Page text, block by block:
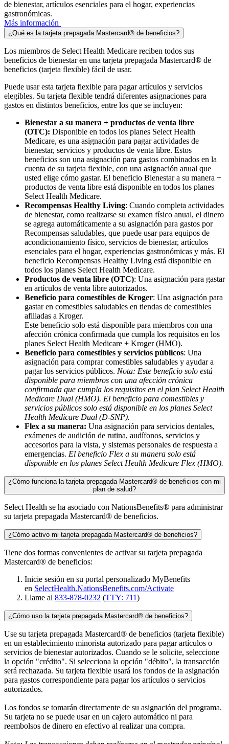
de bienestar, artículos esenciales para el hogar, experiencias
gastronómicas.
Más información
¿Qué es la tarjeta prepagada Mastercard® de beneficios?
Los miembros de Select Health Medicare reciben todos sus
beneficios de bienestar en una tarjeta prepagada Mastercard® de
beneficios (tarjeta flexible) fácil de usar.
Puede usar esta tarjeta flexible para pagar artículos y servicios
elegibles. Su tarjeta flexible tendrá diferentes asignaciones para
gastos en distintos beneficios, entre los que se incluyen:
Bienestar a su manera + productos de venta libre
(OTC): Disponible en todos los planes Select Health
Medicare, es una asignación para pagar actividades de
bienestar, servicios y productos de venta libre. Estos
beneficios son una asignación para gastos combinados en la
cuenta de su tarjeta flexible, con una asignación anual que
usted elige cómo gastar. El beneficio Bienestar a su manera +
productos de venta libre está disponible en todos los planes
Select Health Medicare.
Recompensas Healthy Living: Cuando completa actividades
de bienestar, como realizarse su examen físico anual, el dinero
se agrega automáticamente a su asignación para gastos por
Recompensas saludables, que puede usar para equipos de
acondicionamiento físico, servicios de bienestar, artículos
esenciales para el hogar, experiencias gastronómicas y más. El
beneficio Recompensas Healthy Living está disponible en
todos los planes Select Health Medicare.
Productos de venta libre (OTC): Una asignación para gastar
en artículos de venta libre autorizados.
Beneficio para comestibles de Kroger: Una asignación para
gastar en comestibles saludables en tiendas de comestibles
afiliadas a Kroger.
Este beneficio solo está disponible para miembros con una
afección crónica confirmada que cumpla los requisitos en los
planes Select Health Medicare + Kroger (HMO).
Beneficio para comestibles y servicios públicos: Una
asignación para comprar comestibles saludables y ayudar a
pagar los servicios públicos. Nota: Este beneficio solo está
disponible para miembros con una afección crónica
confirmada que cumpla los requisitos en el plan Select Health
Medicare Dual (HMO). El beneficio para comestibles y
servicios públicos solo está disponible en los planes Select
Health Medicare Dual (D-SNP).
Flex a su manera: Una asignación para servicios dentales,
exámenes de audición de rutina, audífonos, servicios y
accesorios para la vista, y sistemas personales de respuesta a
emergencias. El beneficio Flex a su manera solo está
disponible en los planes Select Health Medicare Flex (HMO).
¿Cómo funciona la tarjeta prepagada Mastercard® de beneficios con mi
plan de salud?
Select Health se ha asociado con NationsBenefits® para administrar
su tarjeta prepagada Mastercard® de beneficios.
¿Cómo activo mi tarjeta prepagada Mastercard® de beneficios?
Tiene dos formas convenientes de activar su tarjeta prepagada
Mastercard® de beneficios:
Inicie sesión en su portal personalizado MyBenefits
en SelectHealth.NationsBenefits.com/Activate
Llame al 833-878-0232 (TTY: 711)
¿Cómo uso la tarjeta prepagada Mastercard® de beneficios?
Use su tarjeta prepagada Mastercard® de beneficios (tarjeta flexible)
en un establecimiento minorista autorizado para pagar artículos o
servicios de bienestar autorizados. Cuando se le solicite, seleccione
la opción "crédito". Si selecciona la opción "débito", la transacción
será rechazada. Su tarjeta flexible usará los fondos de la asignación
para gastos correspondiente para pagar los artículos o servicios
autorizados.
Los fondos se tomarán directamente de su asignación del programa.
Su tarjeta no se puede usar en un cajero automático ni para
reembolsos de dinero en efectivo al realizar una compra.